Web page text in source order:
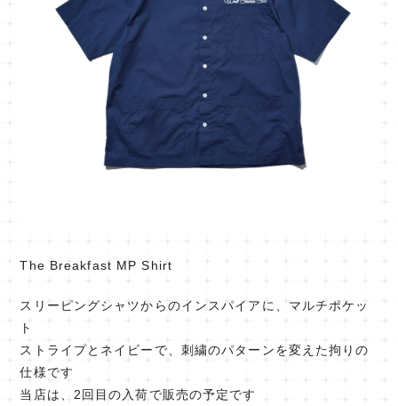
The Breakfast MP Shirt
スリーピングシャツからのインスパイアに、マルチポケッ
ト
ストライプとネイビーで、刺繍のパターンを変えた拘りの
仕様です
当店は、2回目の入荷で販売の予定です